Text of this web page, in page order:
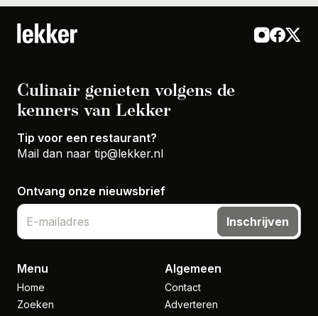
Culinair genieten volgens de
kenners van Lekker
Tip voor een restaurant?
Mail dan naar tip@lekker.nl
Ontvang onze nieuwsbrief
Inschrijven
Menu
Home
Zoeken
Algemeen
Contact
Adverteren